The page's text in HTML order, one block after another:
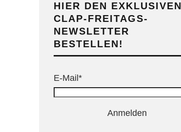
HIER DEN EXKLUSIVEN
CLAP-FREITAGS-
NEWSLETTER
BESTELLEN!
E-Mail*
Anmelden